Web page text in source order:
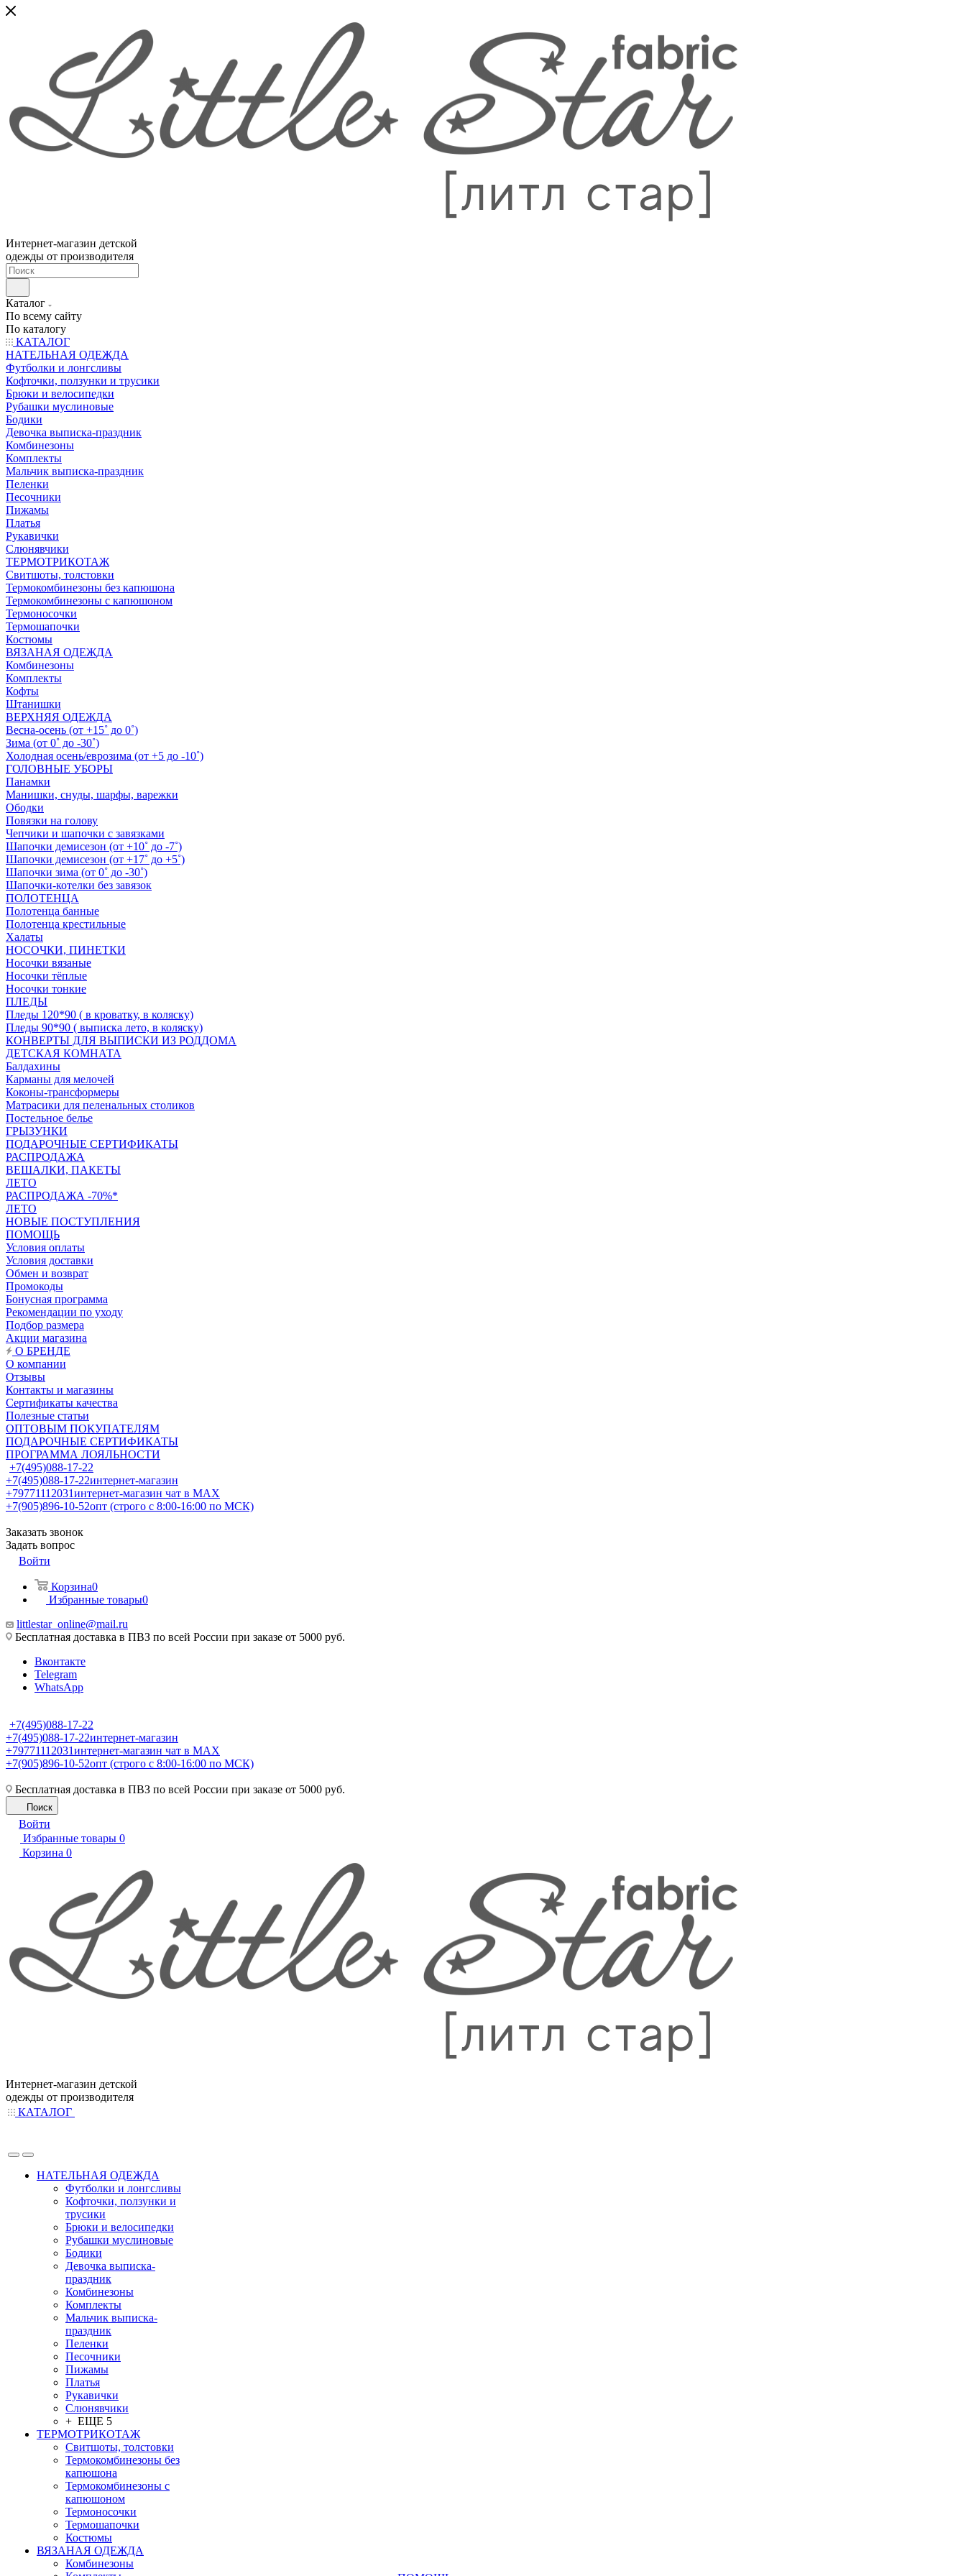
Интернет-магазин детской
одежды от производителя
Каталог
По всему сайту
По каталогу
КАТАЛОГ
НАТЕЛЬНАЯ ОДЕЖДА
Футболки и лонгсливы
Кофточки, ползунки и трусики
Брюки и велосипедки
Рубашки муслиновые
Бодики
Девочка выписка-праздник
Комбинезоны
Комплекты
Мальчик выписка-праздник
Пеленки
Песочники
Пижамы
Платья
Рукавички
Слюнявчики
ТЕРМОТРИКОТАЖ
Свитшоты, толстовки
Термокомбинезоны без капюшона
Термокомбинезоны с капюшоном
Термоносочки
Термошапочки
Костюмы
ВЯЗАНАЯ ОДЕЖДА
Комбинезоны
Комплекты
Кофты
Штанишки
ВЕРХНЯЯ ОДЕЖДА
Весна-осень (от +15˚ до 0˚)
Зима (от 0˚ до -30˚)
Холодная осень/еврозима (от +5 до -10˚)
ГОЛОВНЫЕ УБОРЫ
Панамки
Манишки, снуды, шарфы, варежки
Ободки
Повязки на голову
Чепчики и шапочки с завязками
Шапочки демисезон (от +10˚ до -7˚)
Шапочки демисезон (от +17˚ до +5˚)
Шапочки зима (от 0˚ до -30˚)
Шапочки-котелки без завязок
ПОЛОТЕНЦА
Полотенца банные
Полотенца крестильные
Халаты
НОСОЧКИ, ПИНЕТКИ
Носочки вязаные
Носочки тёплые
Носочки тонкие
ПЛЕДЫ
Пледы 120*90 ( в кроватку, в коляску)
Пледы 90*90 ( выписка лето, в коляску)
КОНВЕРТЫ ДЛЯ ВЫПИСКИ ИЗ РОДДОМА
ДЕТСКАЯ КОМНАТА
Балдахины
Карманы для мелочей
Коконы-трансформеры
Матрасики для пеленальных столиков
Постельное белье
ГРЫЗУНКИ
ПОДАРОЧНЫЕ СЕРТИФИКАТЫ
РАСПРОДАЖА
ВЕШАЛКИ, ПАКЕТЫ
ЛЕТО
РАСПРОДАЖА -70%*
ЛЕТО
НОВЫЕ ПОСТУПЛЕНИЯ
ПОМОЩЬ
Условия оплаты
Условия доставки
Обмен и возврат
Промокоды
Бонусная программа
Рекомендации по уходу
Подбор размера
Акции магазина
О БРЕНДЕ
О компании
Отзывы
Контакты и магазины
Сертификаты качества
Полезные статьи
ОПТОВЫМ ПОКУПАТЕЛЯМ
ПОДАРОЧНЫЕ СЕРТИФИКАТЫ
ПРОГРАММА ЛОЯЛЬНОСТИ
+7(495)088-17-22
+7(495)088-17-22интернет-магазин
+79771112031интернет-магазин чат в MAX
+7(905)896-10-52опт (строго с 8:00-16:00 по МСК)
Заказать звонок
Задать вопрос
Войти
Корзина0
Избранные товары0
littlestar_online@mail.ru
Бесплатная доставка в ПВЗ по всей России при заказе от 5000 руб.
Вконтакте
Telegram
WhatsApp
+7(495)088-17-22
+7(495)088-17-22интернет-магазин
+79771112031интернет-магазин чат в MAX
+7(905)896-10-52опт (строго с 8:00-16:00 по МСК)
Бесплатная доставка в ПВЗ по всей России при заказе от 5000 руб.
Поиск
Войти
Избранные товары 0
Корзина 0
Интернет-магазин детской
одежды от производителя
КАТАЛОГ
НАТЕЛЬНАЯ ОДЕЖДА
Футболки и лонгсливы
Кофточки, ползунки и
трусики
Брюки и велосипедки
Рубашки муслиновые
Бодики
Девочка выписка-
праздник
Комбинезоны
Комплекты
Мальчик выписка-
праздник
Пеленки
Песочники
Пижамы
Платья
Рукавички
Слюнявчики
+ ЕЩЕ 5
ТЕРМОТРИКОТАЖ
Свитшоты, толстовки
Термокомбинезоны без
капюшона
Термокомбинезоны с
капюшоном
Термоносочки
Термошапочки
Костюмы
ВЯЗАНАЯ ОДЕЖДА
Комбинезоны